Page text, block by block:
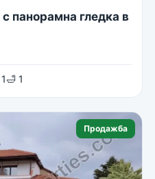
панорамна гледка в
🛁 1
Продажба